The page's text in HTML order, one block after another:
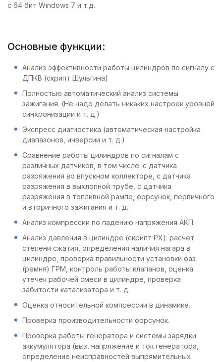
с 64 бит Windows 7 и т.д.
Основные функции:
Анализ эффективности работы цилиндров по сигналу с
ДПКВ (скрипт Шульгина)
Полностью автоматический анализ системы
зажигания. (Не надо делать никаких настроек уровней
синхронизации и т. д.)
Экспресс диагностика (автоматическая настройка
диапазонов, инверсии и т. д.)
Сравнение работы цилиндров по сигналам с
различных датчиков, в том числе: с датчика
разряжения во впускном коллекторе, с датчика
разряжения в выхлопной трубе, с датчика
разряжения в топливной рампе, форсунок, первичного
и вторичного зажигания и т. д.
Анализ компрессии по падению напряжения АКП.
Анализ давления в цилиндре (скрипт PX): расчет
степени сжатия, определения наличия нагара в
цилиндре, проверка правильности установки фаз
(ремня) ГРМ, контроль работы клапанов, оценка
утечек рабочей смеси в цилиндре, проверка
забитости катализатора и т. д.
Оценка относительной компрессии в динамике.
Проверка производительности форсунок.
Проверка работы генератора и системы зарядки
аккумулятора (вых. напряжение и ток генератора,
определение неисправностей выпрямительных